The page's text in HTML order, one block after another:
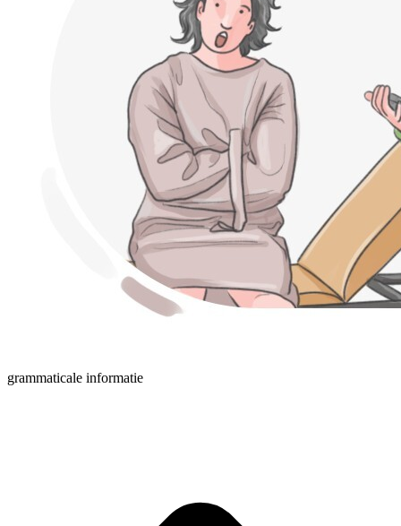
grammaticale informatie